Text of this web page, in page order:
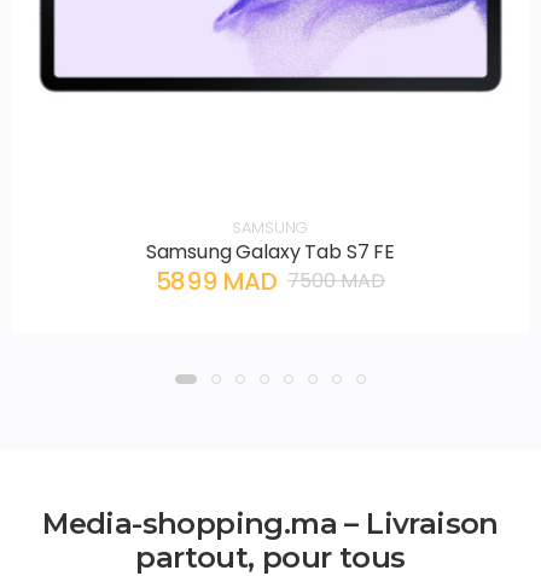
SAMSUNG
Samsung Galaxy Tab S7 FE
5899 MAD 7500 MAD
Media-shopping.ma – Livraison
partout, pour tous